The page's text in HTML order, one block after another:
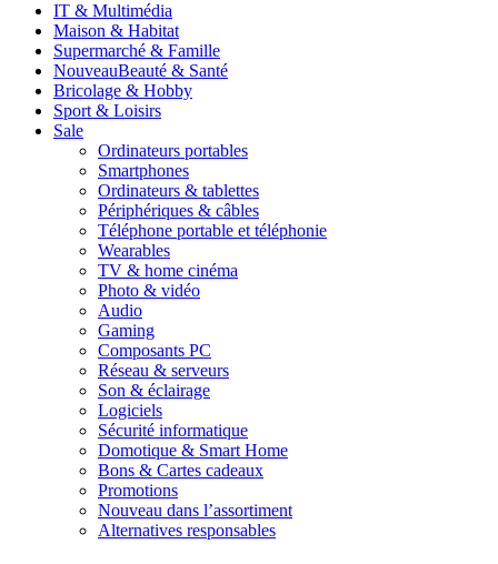
IT & Multimédia
Maison & Habitat
Supermarché & Famille
NouveauBeauté & Santé
Bricolage & Hobby
Sport & Loisirs
Sale
Ordinateurs portables
Smartphones
Ordinateurs & tablettes
Périphériques & câbles
Téléphone portable et téléphonie
Wearables
TV & home cinéma
Photo & vidéo
Audio
Gaming
Composants PC
Réseau & serveurs
Son & éclairage
Logiciels
Sécurité informatique
Domotique & Smart Home
Bons & Cartes cadeaux
Promotions
Nouveau dans l’assortiment
Alternatives responsables